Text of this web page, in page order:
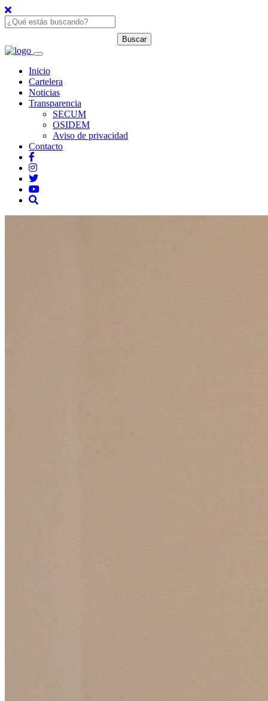
Inicio
Cartelera
Noticias
Transparencia
SECUM
OSIDEM
Aviso de privacidad
Contacto